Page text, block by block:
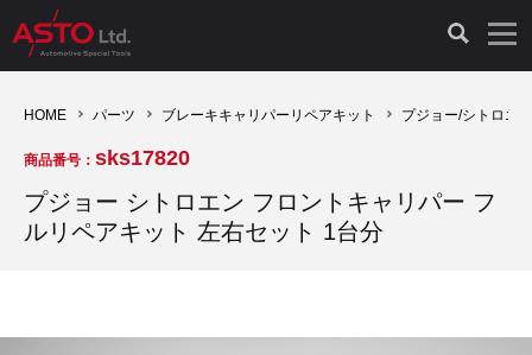
診断機（16）
キープログラマー（4）
診断テスター（10）
キープログラマー（20）
HCB TOOLS（45）
AST TOOLS（51）
オシロスコープ（2）
オシロ関連商品（9）
ドイツ車（427）
イタリア/フランス車（145）
現品修理（77）
リビルト品（58）
オシロスコープ（10）
アクセサリー（13）
HOME パーツ ブレーキキャリパーリペアキット プジョー/シトロエン
商品番号： sks17820
プジョー シトロエン フロントキャリパー フ
ルリペアキット 左右セット 1台分